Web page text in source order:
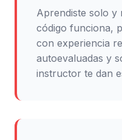
Aprendiste solo y
código funciona,
con experiencia
autoevaluadas y
instructor te dan